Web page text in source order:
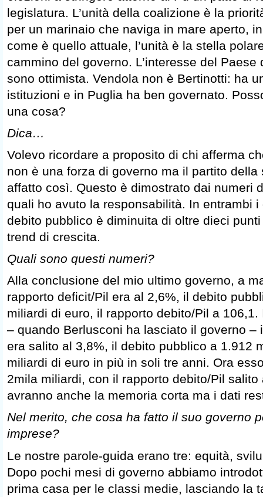
legislatura. L’unità della coalizione è la
per un marinaio che naviga in mare aperto,
come è quello attuale, l’unità è la stella
cammino del governo. L’interesse del Paese
sono ottimista. Vendola non è Bertinotti: ha
istituzioni e in Puglia ha ben governato.
una cosa?
Dica…
Volevo ricordare a proposito di chi afferma
non è una forza di governo ma il partito della
affatto così. Questo è dimostrato dai numeri
quali ho avuto la responsabilità. In entrambi
debito pubblico è diminuita di oltre dieci
trend di crescita.
Quali sono questi numeri?
Alla conclusione del mio ultimo governo, a
rapporto deficit/Pil era al 2,6%, il debito
miliardi di euro, il rapporto debito/Pil a 106,1.
– quando Berlusconi ha lasciato il governo –
era salito al 3,8%, il debito pubblico a 1.912
miliardi di euro in più in soli tre anni. Ora
2mila miliardi, con il rapporto debito/Pil
avranno anche la memoria corta ma i dati
Nel merito, che cosa ha fatto il suo governo
imprese?
Le nostre parole-guida erano tre: equità,
Dopo pochi mesi di governo abbiamo
prima casa per le classi medie, lasciando la